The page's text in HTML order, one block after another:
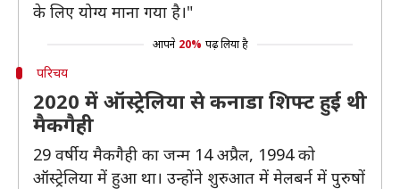
के लिए योग्य माना गया है।"
आपने 20% पढ़ लिया है
परिचय
2020 में ऑस्ट्रेलिया से कनाडा शिफ्ट हुई थी
मैकगैही
29 वर्षीय मैकगैही का जन्म 14 अप्रैल, 1994 को
ऑस्ट्रेलिया में हुआ था। उन्होंने शुरुआत में मेलबर्न में पुरुषों